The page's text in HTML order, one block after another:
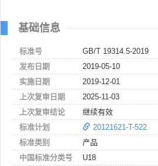
基础信息
标准号
GB/T 19314.5-2019
发布日期
2019-05-10
实施日期
2019-12-01
上次复审日期
2025-11-03
上次复审结论
继续有效
标准计划
20121621-T-522
标准类别
产品
中国标准分类号
U18